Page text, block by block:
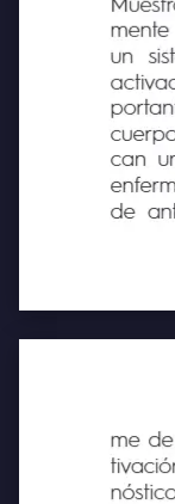
mente
un
can
de
me